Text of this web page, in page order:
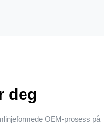
deg
OEM-prosess på